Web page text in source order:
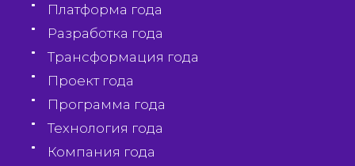
Платформа года
Разработка года
Трансформация года
Проект года
Программа года
Технология года
Компания года